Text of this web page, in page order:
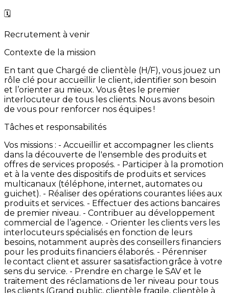
🗓️
Recrutement à venir
Contexte de la mission
En tant que Chargé de clientèle (H/F), vous jouez un
rôle clé pour accueillir le client, identifier son besoin
et l’orienter au mieux. Vous êtes le premier
interlocuteur de tous les clients. Nous avons besoin
de vous pour renforcer nos équipes !
Tâches et responsabilités
Vos missions : - Accueillir et accompagner les clients
dans la découverte de l'ensemble des produits et
offres de services proposés. - Participer à la promotion
et à la vente des dispositifs de produits et services
multicanaux (téléphone, internet, automates ou
guichet). - Réaliser des opérations courantes liées aux
produits et services. - Effectuer des actions bancaires
de premier niveau. - Contribuer au développement
commercial de l’agence. - Orienter les clients vers les
interlocuteurs spécialisés en fonction de leurs
besoins, notamment auprès des conseillers financiers
pour les produits financiers élaborés. - Pérenniser
le contact client et assurer sa satisfaction grâce à votre
sens du service. - Prendre en charge le SAV et le
traitement des réclamations de 1er niveau pour tous
les clients (Grand public, clientèle fragile, clientèle à